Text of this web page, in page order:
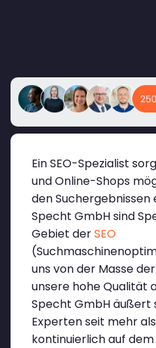
Ein SEO-Spezialist
und Online-Shops
den Suchergebnissen
Specht GmbH sind
Gebiet derSEO
uns von der Masse
unsere hohe Qualität
Specht GmbH äußert
Experten seit mehr
kontinuierlich auf